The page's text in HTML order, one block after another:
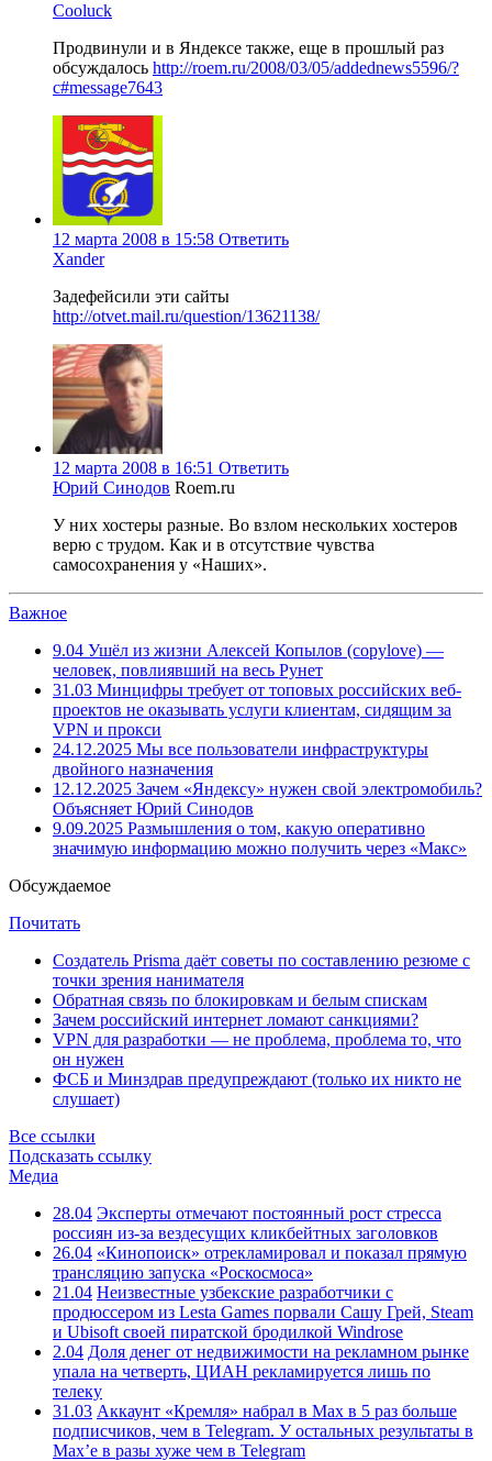
Cooluck
Продвинули и в Яндексе также, еще в прошлый раз
обсуждалось http://roem.ru/2008/03/05/addednews5596/?
c#message7643
12 марта 2008 в 15:58 Ответить
Xander
Задефейсили эти сайты
http://otvet.mail.ru/question/13621138/
12 марта 2008 в 16:51 Ответить
Юрий Синодов Roem.ru
У них хостеры разные. Во взлом нескольких хостеров
верю с трудом. Как и в отсутствие чувства
самосохранения у «Наших».
Важное
9.04 Ушёл из жизни Алексей Копылов (copylove) —
человек, повлиявший на весь Рунет
31.03 Минцифры требует от топовых российских веб-
проектов не оказывать услуги клиентам, сидящим за
VPN и прокси
24.12.2025 Мы все пользователи инфраструктуры
двойного назначения
12.12.2025 Зачем «Яндексу» нужен свой электромобиль?
Объясняет Юрий Синодов
9.09.2025 Размышления о том, какую оперативно
значимую информацию можно получить через «Макс»
Обсуждаемое
Почитать
Создатель Prisma даёт советы по составлению резюме с
точки зрения нанимателя
Обратная связь по блокировкам и белым спискам
Зачем российский интернет ломают санкциями?
VPN для разработки — не проблема, проблема то, что
он нужен
ФСБ и Минздрав предупреждают (только их никто не
слушает)
Все ссылки
Подсказать ссылку
Медиа
28.04 Эксперты отмечают постоянный рост стресса
россиян из-за вездесущих кликбейтных заголовков
26.04 «Кинопоиск» отрекламировал и показал прямую
трансляцию запуска «Роскосмоса»
21.04 Неизвестные узбекские разработчики с
продюссером из Lesta Games порвали Сашу Грей, Steam
и Ubisoft своей пиратской бродилкой Windrose
2.04 Доля денег от недвижимости на рекламном рынке
упала на четверть, ЦИАН рекламируется лишь по
телеку
31.03 Аккаунт «Кремля» набрал в Max в 5 раз больше
подписчиков, чем в Telegram. У остальных результаты в
Max’е в разы хуже чем в Telegram